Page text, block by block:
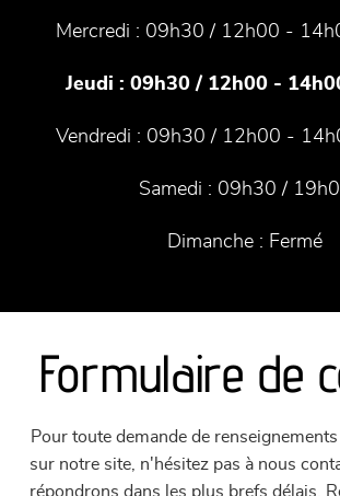
Mercredi : 09h30 / 12h00 -
Jeudi : 09h30 / 12h00 -
Vendredi : 09h30 / 12h00 -
Samedi : 09h30 /
Dimanche : Fermé
Formulaire de
Pour toute demande de
sur notre site, n'hésitez pas à nous
répondrons dans les plus brefs délais.